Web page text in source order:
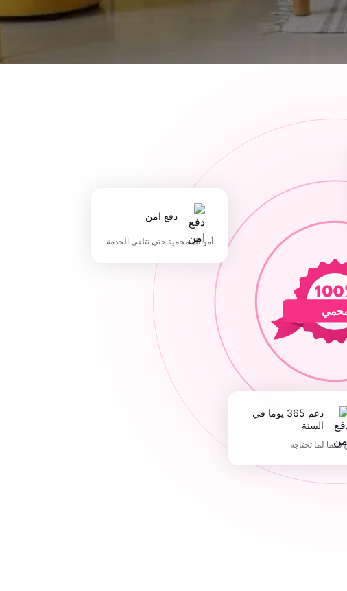
دفع امن
أموالك محمية حتى تتلقى الخدمة
دعم 365 يوما في
السنة
دائما لما تحتاجه